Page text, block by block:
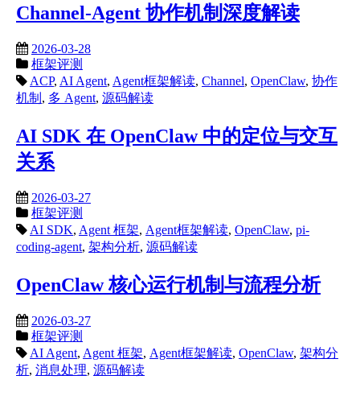
Channel-Agent 协作机制深度解读
2026-03-28
框架评测
ACP, AI Agent, Agent框架解读, Channel, OpenClaw, 协作
机制 , 多 Agent, 源码解读
AI SDK 在 OpenClaw 中的定位与交互
关系
2026-03-27
框架评测
AI SDK, Agent 框架, Agent框架解读, OpenClaw, pi-
coding-agent, 架构分析, 源码解读
OpenClaw 核心运行机制与流程分析
2026-03-27
框架评测
AI Agent, Agent 框架, Agent框架解读, OpenClaw, 架构分
析, 消息处理, 源码解读